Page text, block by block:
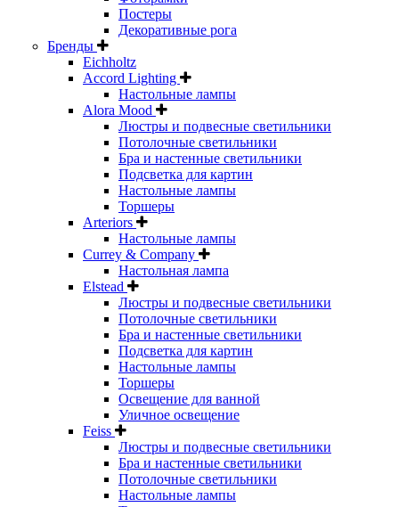
Постеры
Декоративные рога
Бренды
Eichholtz
Accord Lighting
Настольные лампы
Alora Mood
Люстры и подвесные светильники
Потолочные светильники
Бра и настенные светильники
Подсветка для картин
Настольные лампы
Торшеры
Arteriors
Настольные лампы
Currey & Company
Настольная лампа
Elstead
Люстры и подвесные светильники
Потолочные светильники
Бра и настенные светильники
Подсветка для картин
Настольные лампы
Торшеры
Освещение для ванной
Уличное освещение
Feiss
Люстры и подвесные светильники
Бра и настенные светильники
Потолочные светильники
Настольные лампы